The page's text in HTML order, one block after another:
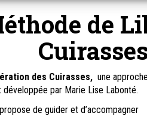
de
Cuirasses
des Cuirasses,une approche
par Marie Lise Labonté.
de guider et d’accompagner